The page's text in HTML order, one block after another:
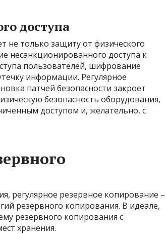
доступа
не только защиту от физического
несанкционированного доступа к
пользователей, шифрование
информации. Регулярное
патчей безопасности закроет
безопасность оборудования,
доступом и, желательно, с
регулярное резервное копирование –
резервного копирования. В идеале,
резервного копирования с
хранения.